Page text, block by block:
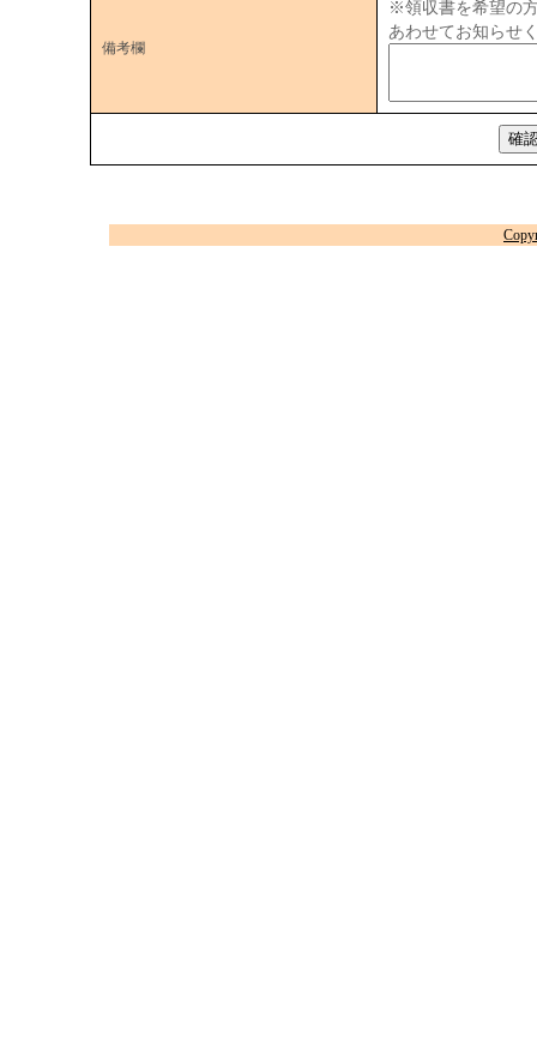
備考欄
※領収書を希望の
あわせてお知らせ